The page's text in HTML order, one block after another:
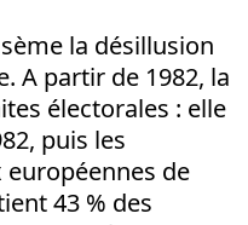
la désillusion
A partir de 1982, la
électorales : elle
puis les
européennes de
43 % des